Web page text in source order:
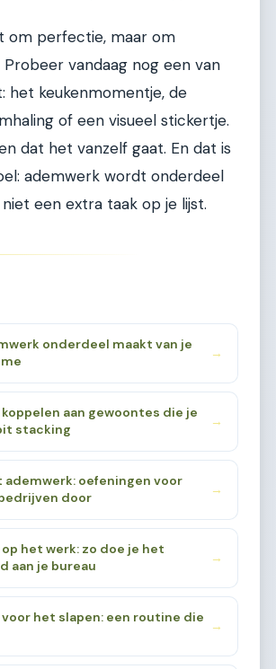
om perfectie, maar om
vandaag nog een van
het keukenmomentje, de
of een visueel stickertje.
dat het vanzelf gaat. En dat is
ademwerk wordt onderdeel
een extra taak op je lijst.
onderdeel maakt van je
→
aan gewoontes die je
stacking
→
ademwerk: oefeningen voor
door
→
het werk: zo doe je het
aan je bureau
→
het slapen: een routine die
→